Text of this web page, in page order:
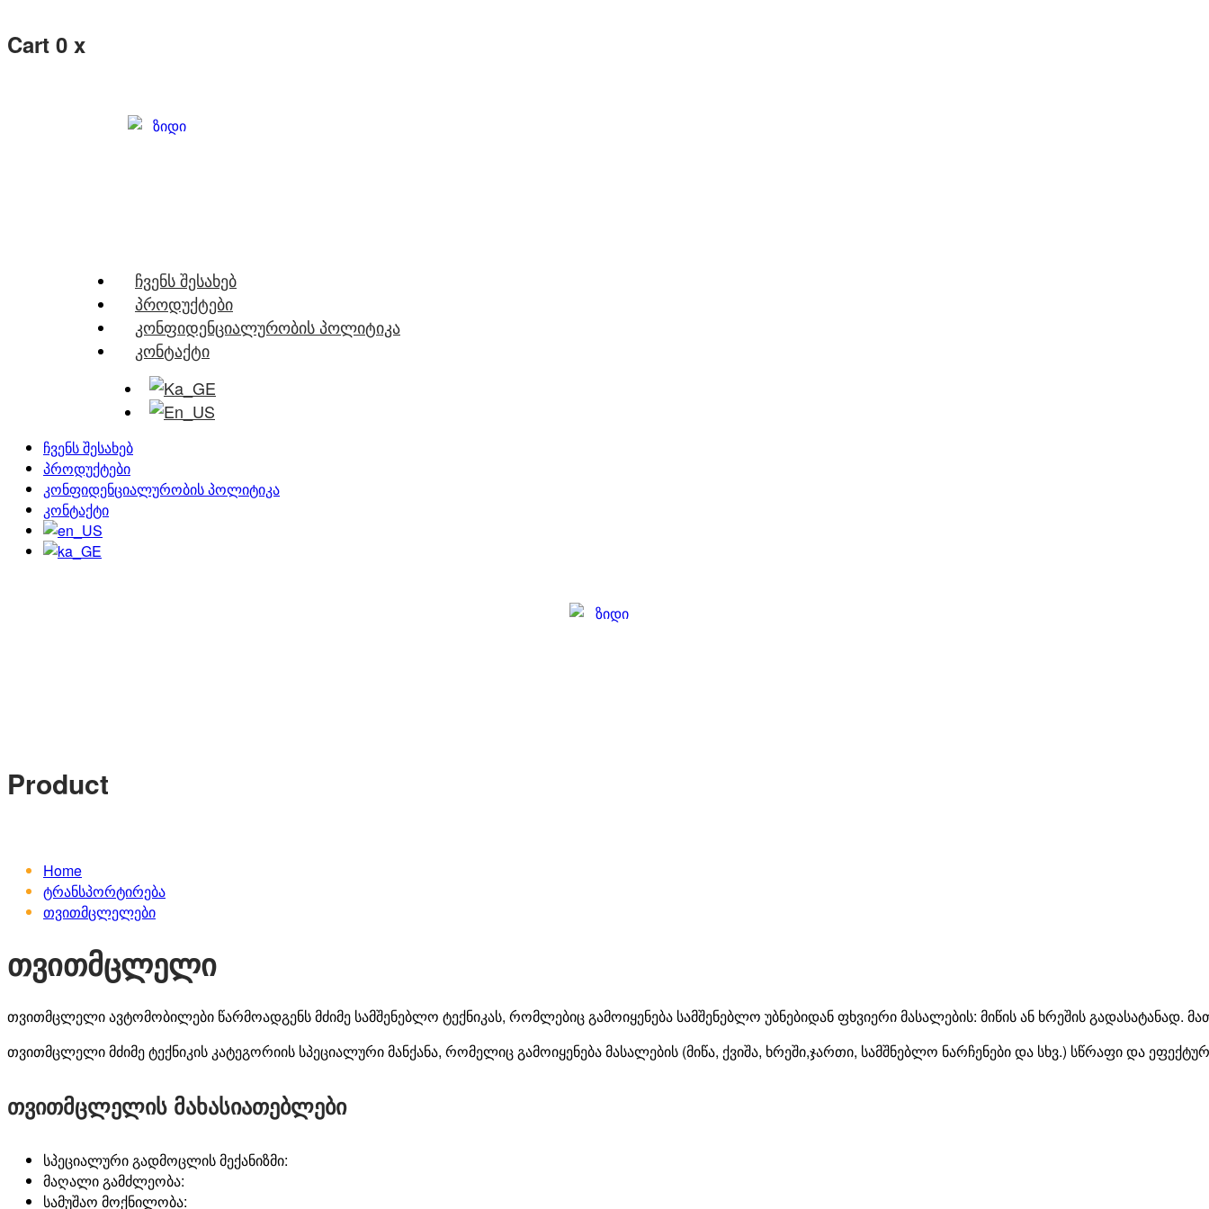
Cart 0 x
Ჩვენს Შესახებ
Პროდუქტები
Კონფიდენციალურობის Პოლიტიკა
Კონტაქტი
ჩვენს შესახებ
პროდუქტები
კონფიდენციალურობის პოლიტიკა
კონტაქტი
Product
Home
ტრანსპორტირება
თვითმცლელები
თვითმცლელი
თვითმცლელი ავტომობილები წარმოადგენს მძიმე სამშენებლო ტექნიკას, რომლებიც გამოიყენება სამშენებლო უბნებიდან ფხვიერი მასალების: მიწის ან ხრეშის
თვითმცლელიმძიმეტექნიკის კატეგორიის სპეციალურიმანქანა, რომელიცგამოიყენებამასალების (მიწა, ქვიშა, ხრეში,ჯართი, სამშნებლო ნარჩენებიდა სხვ.) სწრაფიდა
თვითმცლელის მახასიათებლები
სპეციალურიგადმოცლისმექანიზმი:
მაღალიგამძლეობა:
სამუშაო მოქნილობა: